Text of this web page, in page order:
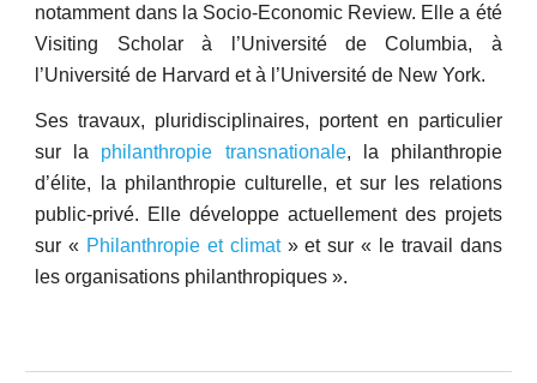
notamment dans la Socio-Economic Review. Elle a été
Visiting Scholar à l’Université de Columbia, à
l’Université de Harvard et à l’Université de New York.
Ses travaux, pluridisciplinaires, portent en particulier
sur la philanthropie transnationale, la philanthropie
d’élite, la philanthropie culturelle, et sur les relations
public-privé. Elle développe actuellement des projets
sur « Philanthropie et climat» et sur «
e travail dans
les organisations philanthropiques ».